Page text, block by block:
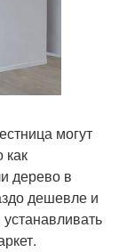
могут
как
дерево в
дешевле и